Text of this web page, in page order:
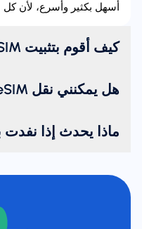
أسهل بكثير وأسرع، لأن كل
كيف أقوم بتثبيت eSIM؟
هل يمكنني نقل eSIM من جهاز إلى آخر؟
ماذا يحدث إذا نفدت